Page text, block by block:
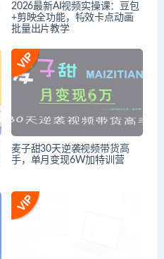
2026最新AI视频实操课：豆包
+剪映全功能，特效卡点动画
批量出片教学
麦子甜30天逆袭视频带货高
手，单月变现6W加特训营